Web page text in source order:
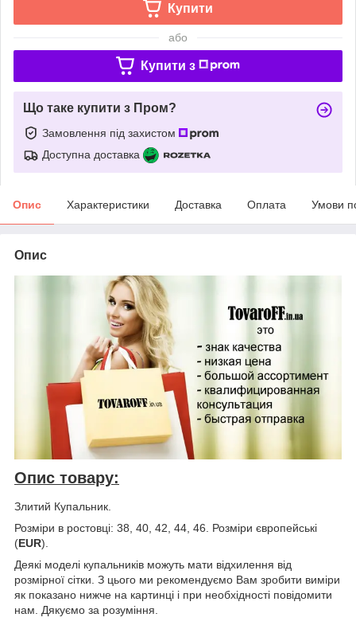
Купити
або
Купити з
Що таке купити з Пром?
Замовлення під захистом
Доступна доставка
Опис Характеристики Доставка Оплата Умови
Опис
Опис товару:
Злитий Купальник.
Розміри в ростовці: 38, 40, 42, 44, 46. Розміри європейські
(EUR).
Деякі моделі купальників можуть мати відхилення від
розмірної сітки. З цього ми рекомендуємо Вам зробити виміри
як показано нижче на картинці і при необхідності повідомити
нам. Дякуємо за розуміння.